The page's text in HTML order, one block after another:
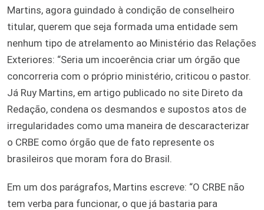
Martins, agora guindado à condição de conselheiro
titular, querem que seja formada uma entidade sem
nenhum tipo de atrelamento ao Ministério das Relações
Exteriores: “Seria um incoerência criar um órgão que
concorreria com o próprio ministério, criticou o pastor.
Já Ruy Martins, em artigo publicado no site Direto da
Redação, condena os desmandos e supostos atos de
irregularidades como uma maneira de descaracterizar
o CRBE como órgão que de fato represente os
brasileiros que moram fora do Brasil.
Em um dos parágrafos, Martins escreve: “O CRBE não
tem verba para funcionar, o que já bastaria para